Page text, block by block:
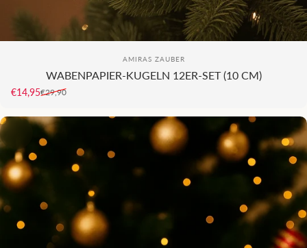
Anbieter:
AMIRAS ZAUBER
WABENPAPIER-KUGELN 12ER-SET (10 CM)
Verkaufspreis
€14,95
Normaler Preis
€29,90